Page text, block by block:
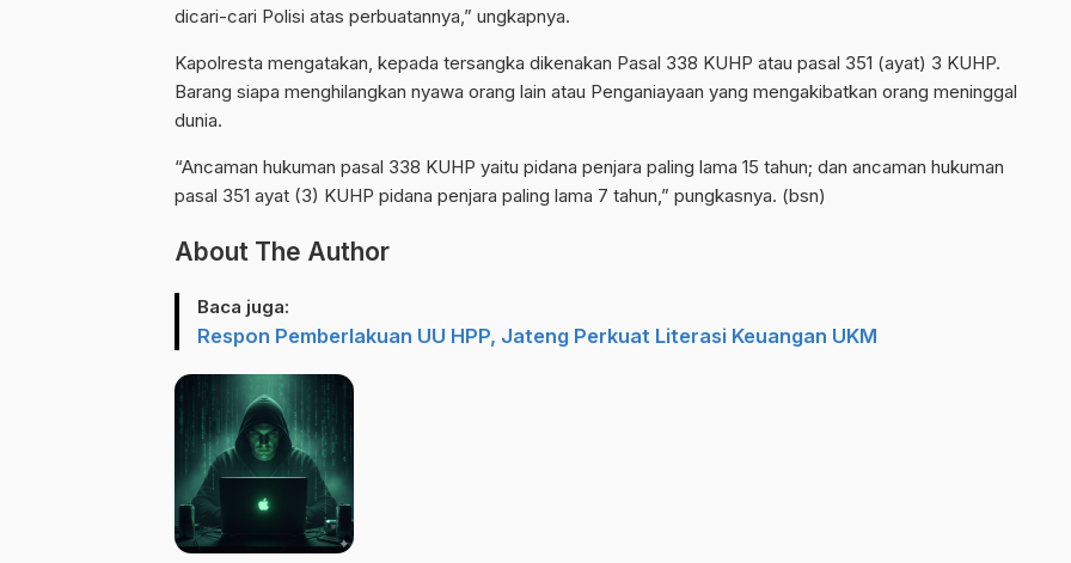
dicari-cari Polisi atas perbuatannya,” ungkapnya.
Kapolresta mengatakan, kepada tersangka dikenakan Pasal 338 KUHP atau pasal 351 (ayat) 3 KUHP.
Barang siapa menghilangkan nyawa orang lain atau Penganiayaan yang mengakibatkan orang meninggal
dunia.
“Ancaman hukuman pasal 338 KUHP yaitu pidana penjara paling lama 15 tahun; dan ancaman hukuman
pasal 351 ayat (3) KUHP pidana penjara paling lama 7 tahun,” pungkasnya. (bsn)
About The Author
Baca juga:
Respon Pemberlakuan UU HPP, Jateng Perkuat Literasi Keuangan UKM